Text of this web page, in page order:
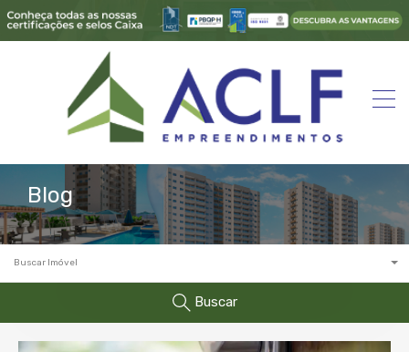
Blog
Buscar Imóvel
Buscar